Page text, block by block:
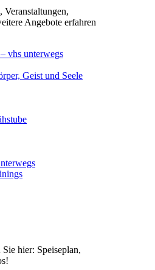
Veranstaltungen,
Angebote erfahren
vhs unterwegs
Geist und Seele
hier: Speiseplan,